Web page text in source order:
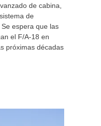
de cabina,
de
espera que las
el F/A-18 en
próximas décadas.